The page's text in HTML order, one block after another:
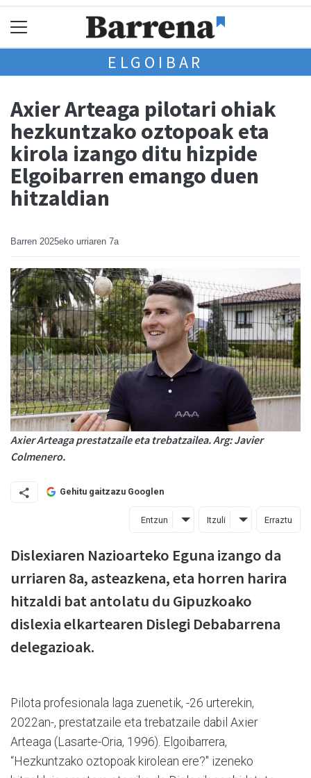
ELGOIBAR
Axier Arteaga pilotari ohiak
hezkuntzako oztopoak eta
kirola izango ditu hizpide
Elgoibarren emango duen
hitzaldian
Barren 2025eko urriaren 7a
Axier Arteaga prestatzaile eta trebatzailea. Arg: Javier
Colmenero.
Gehitu gaitzazu Googlen
Entzun Itzuli Erraztu
Dislexiaren Nazioarteko Eguna izango da
urriaren 8a, asteazkena, eta horren harira
hitzaldi bat antolatu du Gipuzkoako
dislexia elkartearen Dislegi Debabarrena
delegazioak.
Pilota profesionala laga zuenetik, -26 urterekin,
2022an-, prestatzaile eta trebatzaile dabil Axier
Arteaga (Lasarte-Oria, 1996). Elgoibarrera,
“Hezkuntzako oztopoak kirolean ere?" izeneko